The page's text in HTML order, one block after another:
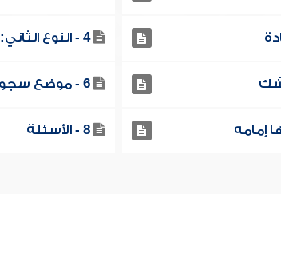
4 - النوع الثاني: السهو بالنقص
6 - موضع سجود السهو من الصلاة
8 - الأسئلة